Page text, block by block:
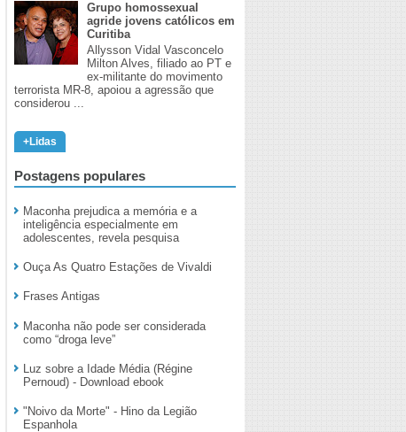
Grupo homossexual
agride jovens católicos em
Curitiba
Allysson Vidal Vasconcelo
Milton Alves, filiado ao PT e
ex-militante do movimento
terrorista MR-8, apoiou a agressão que
considerou ...
+Lidas
Postagens populares
Maconha prejudica a memória e a
inteligência especialmente em
adolescentes, revela pesquisa
Ouça As Quatro Estações de Vivaldi
Frases Antigas
Maconha não pode ser considerada
como “droga leve”
Luz sobre a Idade Média (Régine
Pernoud) - Download ebook
"Noivo da Morte" - Hino da Legião
Espanhola